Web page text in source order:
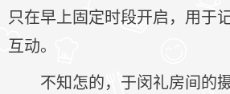
只在早上固定时段开启，用于
互动。
不知怎的，于闵礼房间的